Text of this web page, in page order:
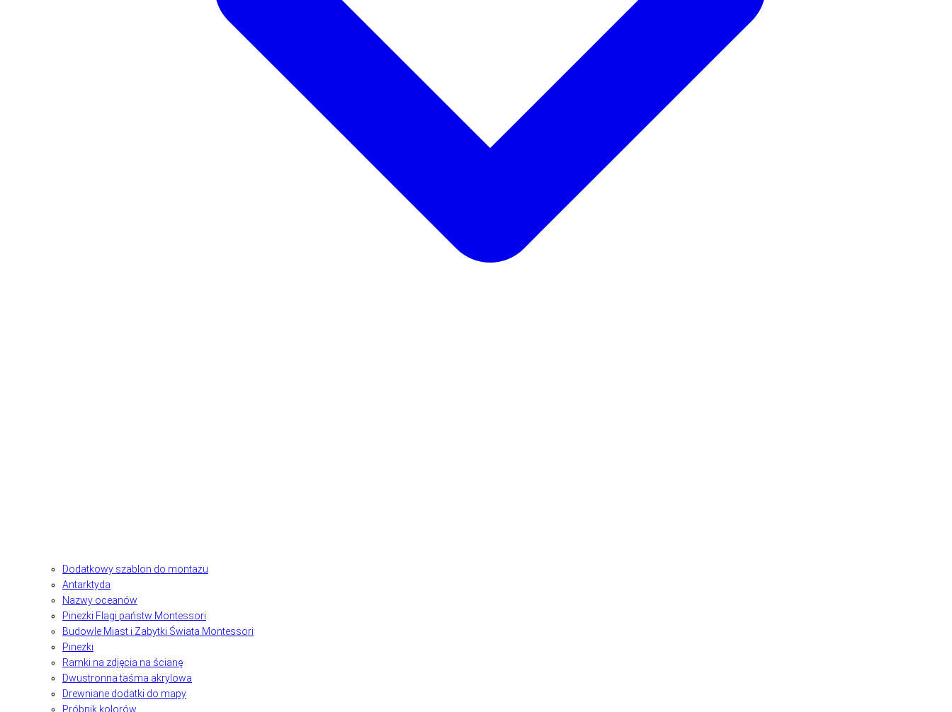
Dodatkowy szablon do montażu
Antarktyda
Nazwy oceanów
Pinezki Flagi państw Montessori
Budowle Miast i Zabytki Świata Montessori
Pinezki
Ramki na zdjęcia na ścianę
Dwustronna taśma akrylowa
Drewniane dodatki do mapy
Próbnik kolorów